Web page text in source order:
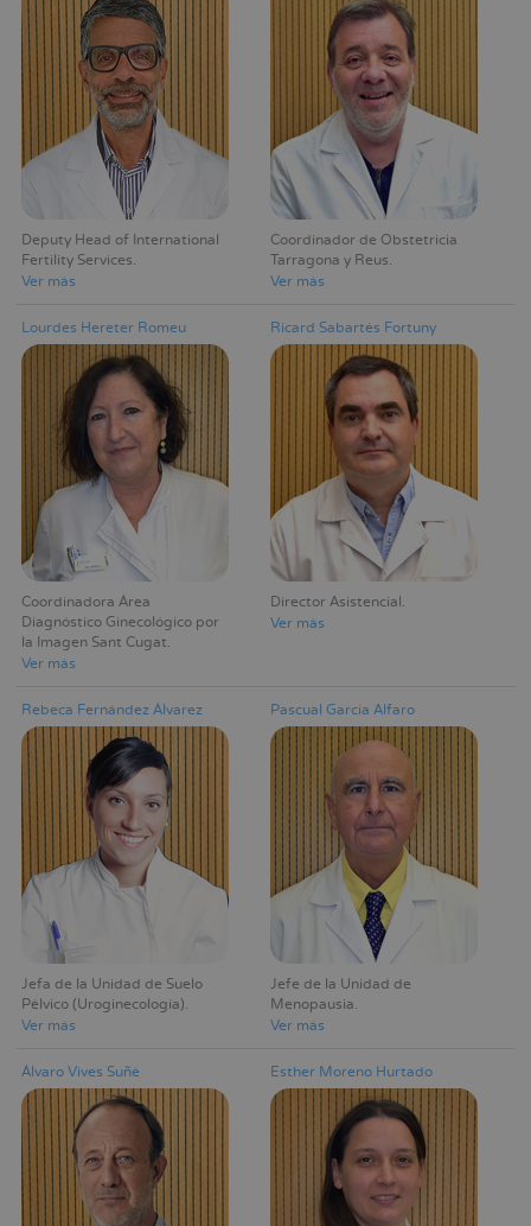
Deputy Head of International
Fertility Services
Ver más
Coordinador de Obstetricia
Tarragona y Reus
Ver más
Lourdes Hereter Romeu
Coordinadora Área
Diagnóstico Ginecológico por
la Imagen Sant Cugat
Ver más
Ricard Sabartés Fortuny
Director Asistencial
Ver más
Rebeca Fernández Álvarez
Jefa de la Unidad de Suelo
Pélvico (Uroginecología)
Ver más
Pascual García Alfaro
Jefe de la Unidad de
Menopausia
Ver más
Álvaro Vives Suñé Esther Moreno Hurtado